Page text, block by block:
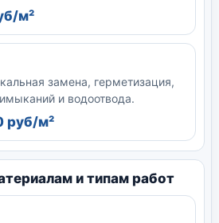
м²
замена, герметизация,
и водоотвода.
руб/м²
и типам работ